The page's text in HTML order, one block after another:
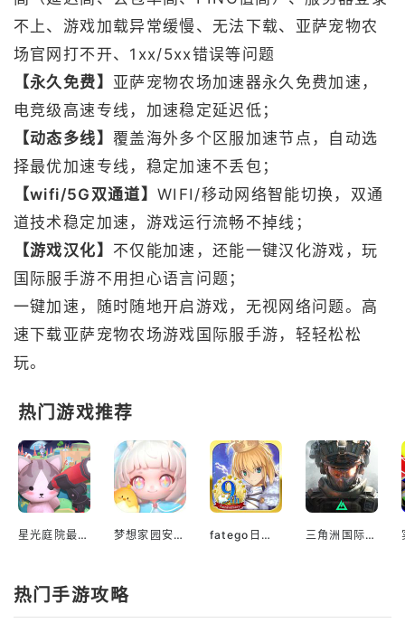
不上、游戏加载异常缓慢、无法下载、亚萨宠物农
场官网打不开、1xx/5xx错误等问题
【永久免费】 亚萨宠物农场加速器永久免费加速，
电竞级高速专线，加速稳定延迟低；
【动态多线】 覆盖海外多个区服加速节点，自动选
择最优加速专线，稳定加速不丢包；
【wifi/5G双通道】 WIFI/移动网络智能切换，双通
道技术稳定加速，游戏运行流畅不掉线；
【游戏汉化】 不仅能加速，还能一键汉化游戏，玩
国际服手游不用担心语言问题；
一键加速，随时随地开启游戏，无视网络问题。高
速下载亚萨宠物农场游戏国际服手游，轻轻松松
玩。
热门游戏推荐
星光庭院最新版 梦想家园安装入口 fatego日服官网 三角洲国际服手机版下载官方
热门手游攻略